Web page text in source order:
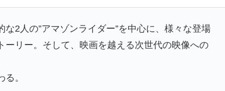
2人の”アマゾンライダー”を中心に、様々な登場
ーリー。そして、映画を越える次世代の映像への
。